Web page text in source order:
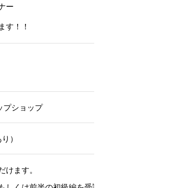
ー
す！！
プショップ
）
けます。